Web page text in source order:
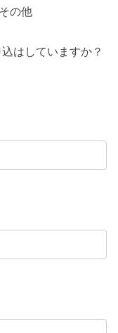
その他
はしていますか？